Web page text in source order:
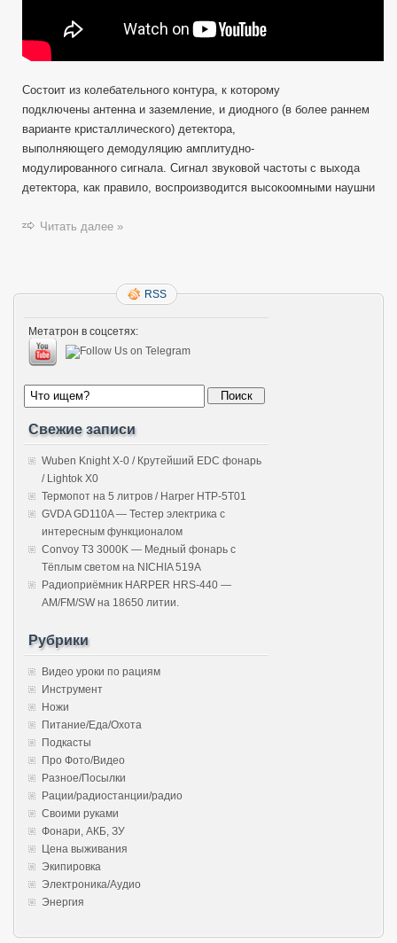
Состоит из колебательного контура, к которому
подключены антенна и заземление, и диодного (в более раннем
варианте кристаллического) детектора,
выполняющего демодуляцию амплитудно-
модулированного сигнала. Сигнал звуковой частоты с выхода
детектора, как правило, воспроизводится высокоомными наушни
Читать далее »
RSS
Метатрон в соцсетях:
Свежие записи
Wuben Knight X-0 / Крутейший EDC фонарь
/ Lightok X0
Термопот на 5 литров / Harper HTP-5T01
GVDA GD110A — Тестер электрика с
интересным функционалом
Convoy T3 3000K — Медный фонарь с
Тёплым светом на NICHIA 519A
Радиоприёмник HARPER HRS-440 —
AM/FM/SW на 18650 литии.
Рубрики
Видео уроки по рациям
Инструмент
Ножи
Питание/Еда/Охота
Подкасты
Про Фото/Видео
Разное/Посылки
Рации/радиостанции/радио
Своими руками
Фонари, АКБ, ЗУ
Цена выживания
Экипировка
Электроника/Аудио
Энергия